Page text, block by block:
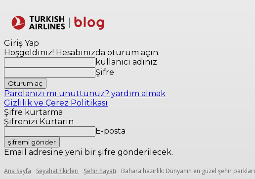
Giriş Yap
Hoşgeldiniz! Hesabınızda oturum açın.
kullanıcı adınız
Şifre
Parolanızı mı unuttunuz? yardım almak
Gizlilik ve Çerez Politikası
Şifre kurtarma
Şifrenizi Kurtarın
E-posta
Email adresine yeni bir şifre gönderilecek.
Ana Sayfa Seyahat fikirleri Şehir hayatı Bahara hazırlık: Dünyanın en güzel şehir parkları